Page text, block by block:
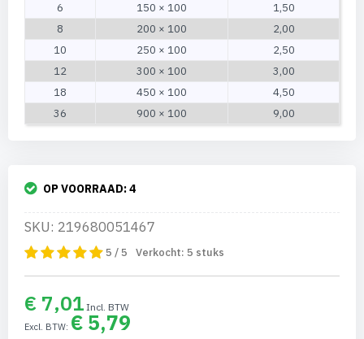
6
150 × 100
1,50
8
200 × 100
2,00
10
250 × 100
2,50
12
300 × 100
3,00
18
450 × 100
4,50
36
900 × 100 9,00
OP VOORRAAD:4
SKU: 219680051467
5 / 5 Verkocht: 5 stuks
€ 7,01
€ 5,79